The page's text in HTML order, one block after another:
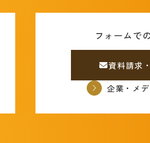
フォームで
資料請求
企業・メ